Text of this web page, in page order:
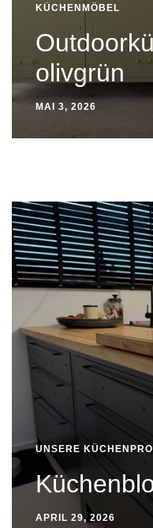
KÜCHENMÖBEL
olivgrün
MAI 3, 2026
UNSERE
APRIL 29, 2026